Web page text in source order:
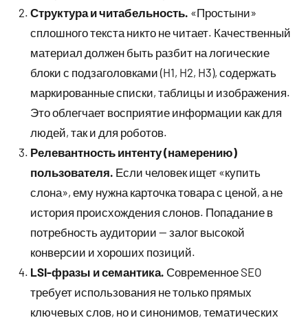
Структура и читабельность. «Простыни»
сплошного текста никто не читает. Качественный
материал должен быть разбит на логические
блоки с подзаголовками (H1, H2, H3), содержать
маркированные списки, таблицы и изображения.
Это облегчает восприятие информации как для
людей, так и для роботов.
Релевантность интенту (намерению)
пользователя. Если человек ищет «купить
слона», ему нужна карточка товара с ценой, а не
история происхождения слонов. Попадание в
потребность аудитории — залог высокой
конверсии и хороших позиций.
LSI-фразы и семантика. Современное SEO
требует использования не только прямых
ключевых слов, но и синонимов, тематических